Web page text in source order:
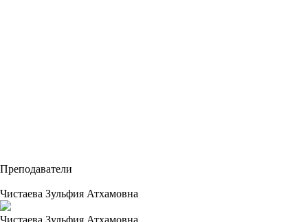
Преподаватели
Чистаева Зульфия Атхамовна
Чистаева Зульфия Атхамовна